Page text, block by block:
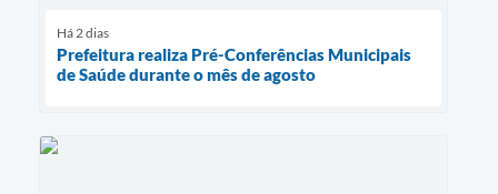
Há 2 dias
Prefeitura realiza Pré-Conferências Municipais
de Saúde durante o mês de agosto